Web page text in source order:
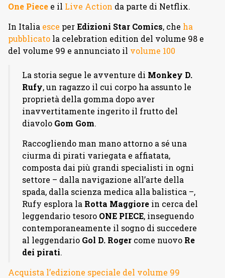
One Piece e il Live Action da parte di Netflix.
In Italia esce perEdizioni Star Comics, che ha
pubblicato la celebration edition del volume 98 e
del volume 99 e annunciato il volume 100
La storia segue le avventure di Monkey D.
Rufy, un ragazzo il cui corpo ha assunto le
proprietà della gomma dopo aver
inavvertitamente ingerito il frutto del
diavolo Gom Gom.
Raccogliendo man mano attorno a sé una
ciurma di pirati variegata e affiatata,
composta dai più grandi specialisti in ogni
settore – dalla navigazione all’arte della
spada, dalla scienza medica alla balistica –,
Rufy esplora la Rotta Maggiore in cerca del
leggendario tesoro ONE PIECE, inseguendo
contemporaneamente il sogno di succedere
al leggendario Gol D. Roger come nuovo Re
dei pirati.
Acquista l’edizione speciale del volume 99